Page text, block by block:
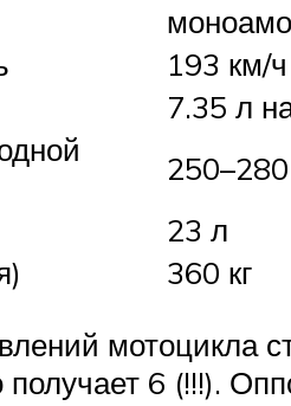
193 км/ч
7.35 л
23 л
360 кг
мотоцикла
6 (!!!).